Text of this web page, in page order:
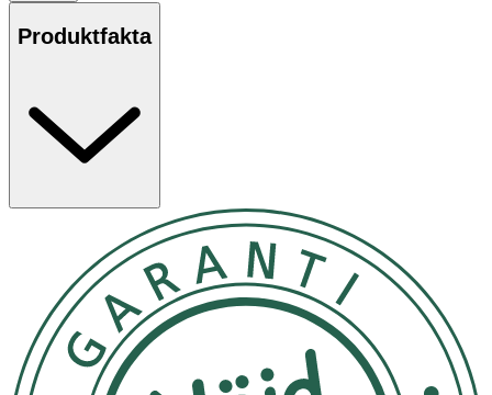
förhindrar läckage. Perfekt för känslig hud. Storlek: The
Newborn (4–7 kg)
· Dermatologiskt testade och hypoallergena
· Förpackning: 36 blöjor
Produktfakta